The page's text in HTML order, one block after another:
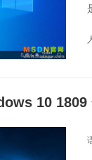
10 1809